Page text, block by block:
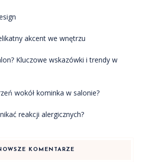
akcent we wnętrzu
Kluczowe wskazówki i trendy w
wokół kominka w salonie?
reakcji alergicznych?
KOMENTARZE